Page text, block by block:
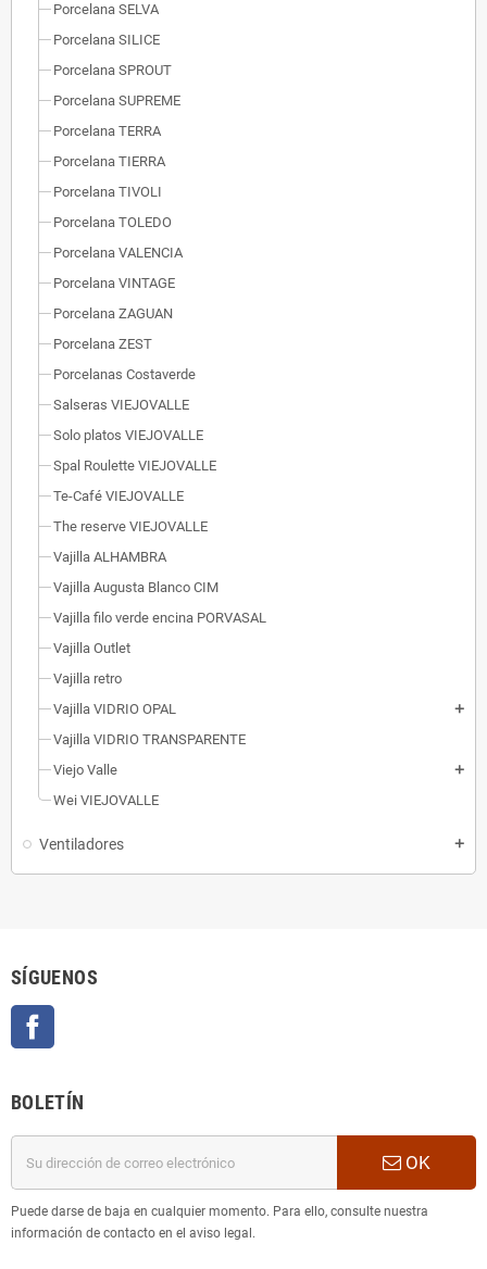
Porcelana SELVA
Porcelana SILICE
Porcelana SPROUT
Porcelana SUPREME
Porcelana TERRA
Porcelana TIERRA
Porcelana TIVOLI
Porcelana TOLEDO
Porcelana VALENCIA
Porcelana VINTAGE
Porcelana ZAGUAN
Porcelana ZEST
Porcelanas Costaverde
Salseras VIEJOVALLE
Solo platos VIEJOVALLE
Spal Roulette VIEJOVALLE
Te-Café VIEJOVALLE
The reserve VIEJOVALLE
Vajilla ALHAMBRA
Vajilla Augusta Blanco CIM
Vajilla filo verde encina PORVASAL
Vajilla Outlet
Vajilla retro
Vajilla VIDRIO OPAL
add
Vajilla VIDRIO TRANSPARENTE
Viejo Valle
add
Wei VIEJOVALLE
Ventiladores add
SÍGUENOS
BOLETÍN
OK
Puede darse de baja en cualquier momento. Para ello, consulte nuestra
información de contacto en el aviso legal.